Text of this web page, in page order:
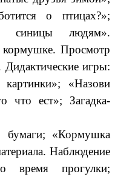
о птицах?»;
синицы людям».
Просмотр
игры:
«Назови
что ест»; Загадка-
бумаги; «Кормушка
Наблюдение
время прогулки;